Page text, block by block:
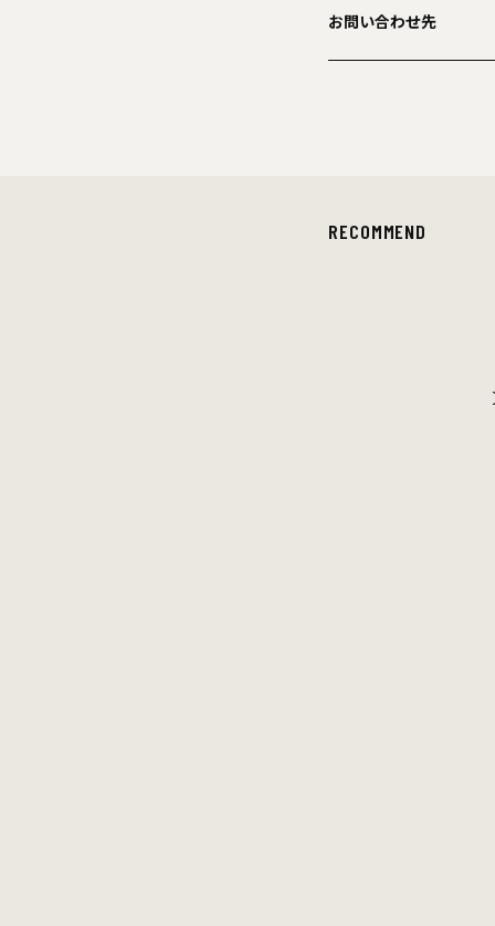
お問い合わせ先
RECOMMEND